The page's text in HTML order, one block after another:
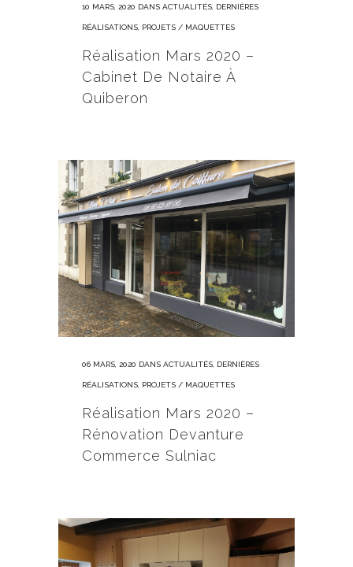
10 MARS, 2020 DANS ACTUALITÉS DERNIÈRES
RÉALISATIONS PROJETS / MAQUETTES
Réalisation Mars 2020 –
Cabinet De Notaire À
Quiberon
06 MARS, 2020 DANS ACTUALITÉS DERNIÈRES
RÉALISATIONS PROJETS / MAQUETTES
Réalisation Mars 2020 –
Rénovation Devanture
Commerce Sulniac